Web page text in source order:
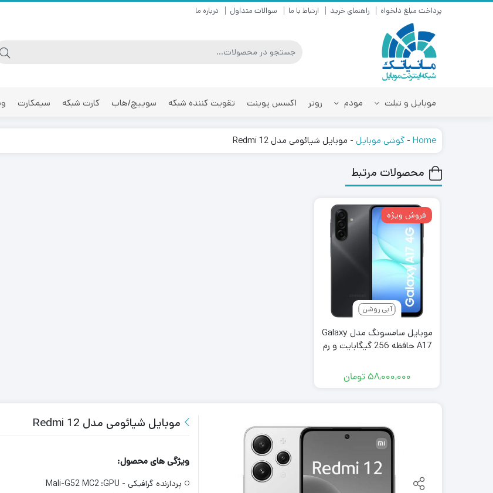
پرداخت مبلغ دلخواه راهنمای خرید ارتباط با ما سوالات متداول درباره ما
موبایل و تبلت مودم روتر اکسس پوینت تقویت کننده شبکه سوییچ/هاب کارت شبکه سیمکارت
Home
- گوشی موبایل - موبایل شیائومی مدل Redmi 12
محصولات مرتبط
آبی روشن
فروش ویژه
موبایل سامسونگ مدل Galaxy
A17 حافظه 256 گیگابایت و رم
۵۸,۰۰۰,۰۰۰تومان
موبایل شیائومی مدل Redmi 12
ویژگی های محصول:
پردازنده گرافیکی - GPU:
Mali-G52 MC2